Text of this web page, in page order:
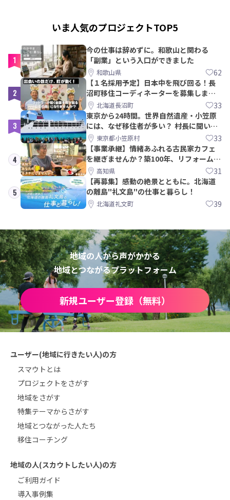
いま人気のプロジェクトTOP5
1
今の仕事は辞めずに。和歌山と関わる
「副業」という入口ができました
和歌山県 62
2
【１名採用予定】日本中を飛び回る！長
沼町移住コーディネーターを募集しま
す！北海道長沼町 33
3
東京から24時間。世界自然遺産・小笠原
には、なぜ移住者が多い？ 村長に聞いて
みた東京都小笠原村 33
4
【事業承継】情緒あふれる古民家カフェ
を継ぎませんか？築100年、リフォームか
ら約10年！
高知県 31
5
【再募集】感動の絶景とともに。北海道
の離島"礼文島"の仕事と暮らし！
北海道礼文町 39
地域の人から声がかかる
地域とつながるプラットフォーム
新規ユーザー登録（無料）
ユーザー(地域に行きたい人)の方
スマウトとは
プロジェクトをさがす
地域をさがす
特集テーマからさがす
地域とつながった人たち
移住コーチング
地域の人(スカウトしたい人)の方
ご利用ガイド
導入事例集